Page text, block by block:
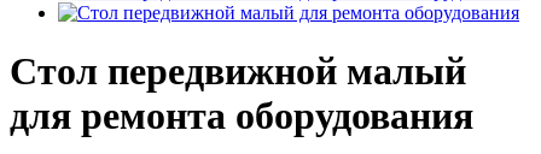
Стол передвижной малый
для ремонта оборудования